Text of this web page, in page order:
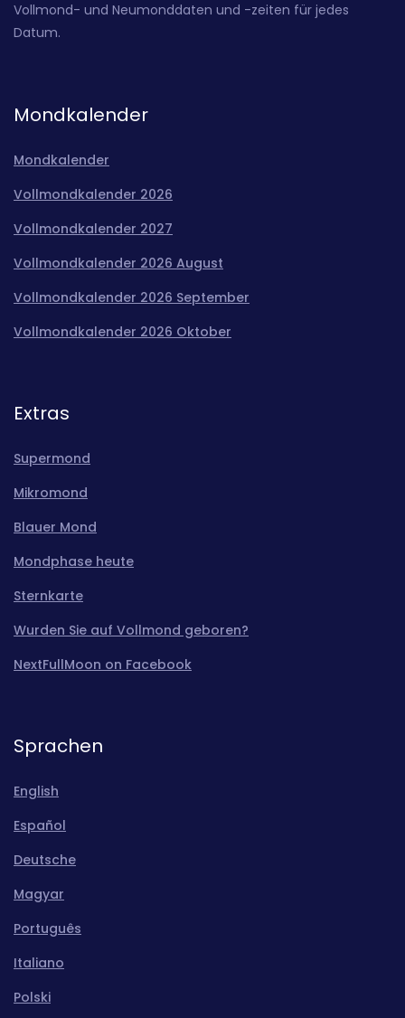
Vollmond- und Neumonddaten und -zeiten für jedes
Datum.
Mondkalender
Mondkalender
Vollmondkalender 2026
Vollmondkalender 2027
Vollmondkalender 2026 August
Vollmondkalender 2026 September
Vollmondkalender 2026 Oktober
Extras
Supermond
Mikromond
Blauer Mond
Mondphase heute
Sternkarte
Wurden Sie auf Vollmond geboren?
NextFullMoon on Facebook
Sprachen
English
Español
Deutsche
Magyar
Português
Italiano
Polski